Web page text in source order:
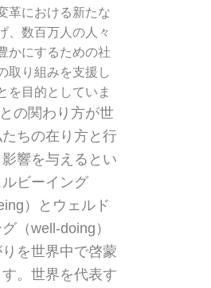
革における新たな
、数百万人の人々
かにするための社
取り組みを支援し
を目的としていま
の関わり方が世
ちの在り方と行
響を与えるとい
ルビーイング
）とウェルド
（well-doing）
を世界中で啓蒙
。 世界を代表す